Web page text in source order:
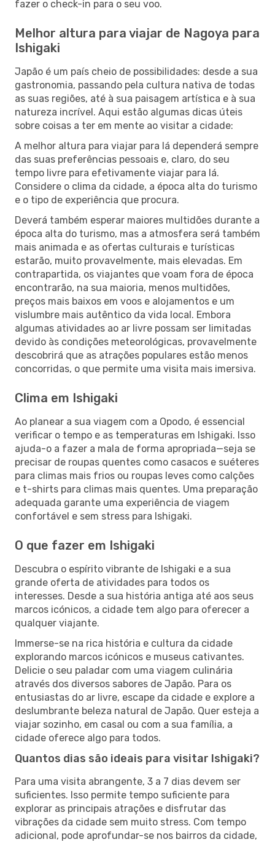
fazer o check-in para o seu voo.
Melhor altura para viajar de Nagoya para
Ishigaki
Japão é um país cheio de possibilidades: desde a sua
gastronomia, passando pela cultura nativa de todas
as suas regiões, até à sua paisagem artística e à sua
natureza incrível. Aqui estão algumas dicas úteis
sobre coisas a ter em mente ao visitar a cidade:
A melhor altura para viajar para lá dependerá sempre
das suas preferências pessoais e, claro, do seu
tempo livre para efetivamente viajar para lá.
Considere o clima da cidade, a época alta do turismo
e o tipo de experiência que procura.
Deverá também esperar maiores multidões durante a
época alta do turismo, mas a atmosfera será também
mais animada e as ofertas culturais e turísticas
estarão, muito provavelmente, mais elevadas. Em
contrapartida, os viajantes que voam fora de época
encontrarão, na sua maioria, menos multidões,
preços mais baixos em voos e alojamentos e um
vislumbre mais autêntico da vida local. Embora
algumas atividades ao ar livre possam ser limitadas
devido às condições meteorológicas, provavelmente
descobrirá que as atrações populares estão menos
concorridas, o que permite uma visita mais imersiva.
Clima em Ishigaki
Ao planear a sua viagem com a Opodo, é essencial
verificar o tempo e as temperaturas em Ishigaki. Isso
ajuda-o a fazer a mala de forma apropriada—seja se
precisar de roupas quentes como casacos e suéteres
para climas mais frios ou roupas leves como calções
e t-shirts para climas mais quentes. Uma preparação
adequada garante uma experiência de viagem
confortável e sem stress para Ishigaki.
O que fazer em Ishigaki
Descubra o espírito vibrante de Ishigaki e a sua
grande oferta de atividades para todos os
interesses. Desde a sua história antiga até aos seus
marcos icónicos, a cidade tem algo para oferecer a
qualquer viajante.
Immerse-se na rica história e cultura da cidade
explorando marcos icónicos e museus cativantes.
Delicie o seu paladar com uma viagem culinária
através dos diversos sabores de Japão. Para os
entusiastas do ar livre, escape da cidade e explore a
deslumbrante beleza natural de Japão. Quer esteja a
viajar sozinho, em casal ou com a sua família, a
cidade oferece algo para todos.
Quantos dias são ideais para visitar Ishigaki?
Para uma visita abrangente, 3 a 7 dias devem ser
suficientes. Isso permite tempo suficiente para
explorar as principais atrações e disfrutar das
vibrações da cidade sem muito stress. Com tempo
adicional, pode aprofundar-se nos bairros da cidade,